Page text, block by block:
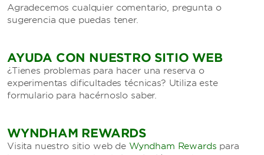
Agradecemos cualquier comentario, pregunta o
sugerencia que puedas tener.
AYUDA CON NUESTRO SITIO WEB
¿Tienes problemas para hacer una reserva o
experimentas dificultades técnicas? Utiliza este
formulario para hacérnoslo saber.
WYNDHAM REWARDS
Visita nuestro sitio web de Wyndham Rewards para